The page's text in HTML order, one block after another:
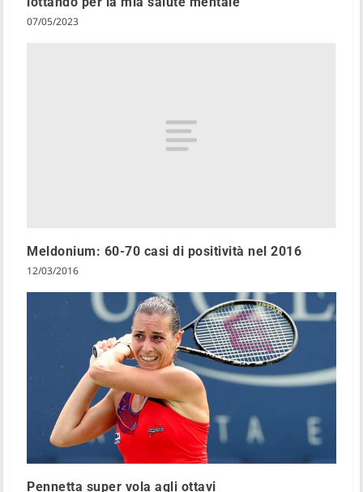
07/05/2023
Meldonium: 60-70 casi di positività nel 2016
12/03/2016
Pennetta super vola agli ottavi